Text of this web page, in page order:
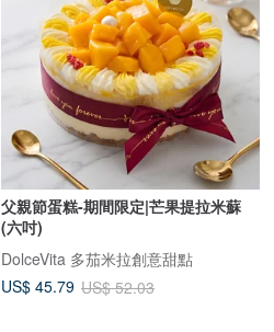
父親節蛋糕-期間限定|芒果提拉米蘇
(六吋)
DolceVita 多茄米拉創意甜點
US$ 45.79 US$ 52.03